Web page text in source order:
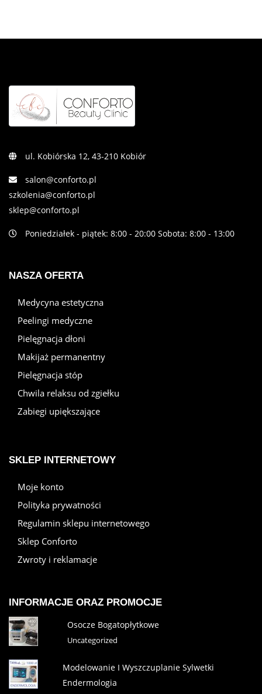
ul. Kobiórska 12, 43-210 Kobiór
salon@conforto.pl
szkolenia@conforto.pl
sklep@conforto.pl
Poniedziałek - piątek: 8:00 - 20:00 Sobota: 8:00 - 13:00
NASZA OFERTA
Medycyna estetyczna
Peelingi medyczne
Pielęgnacja dłoni
Makijaż permanentny
Pielęgnacja stóp
Chwila relaksu od zgiełku
Zabiegi upiększające
SKLEP INTERNETOWY
Moje konto
Polityka prywatności
Regulamin sklepu internetowego
Sklep Conforto
Zwroty i reklamacje
INFORMACJE ORAZ PROMOCJE
Osocze Bogatopłytkowe
Uncategorized
Modelowanie I Wyszczuplanie Sylwetki
Endermologia